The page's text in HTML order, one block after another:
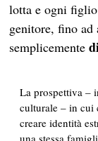
lotta e ogni
genitore, fino ad
semplicemente
La prospettiva –
culturale – in cui
creare identità
una stessa